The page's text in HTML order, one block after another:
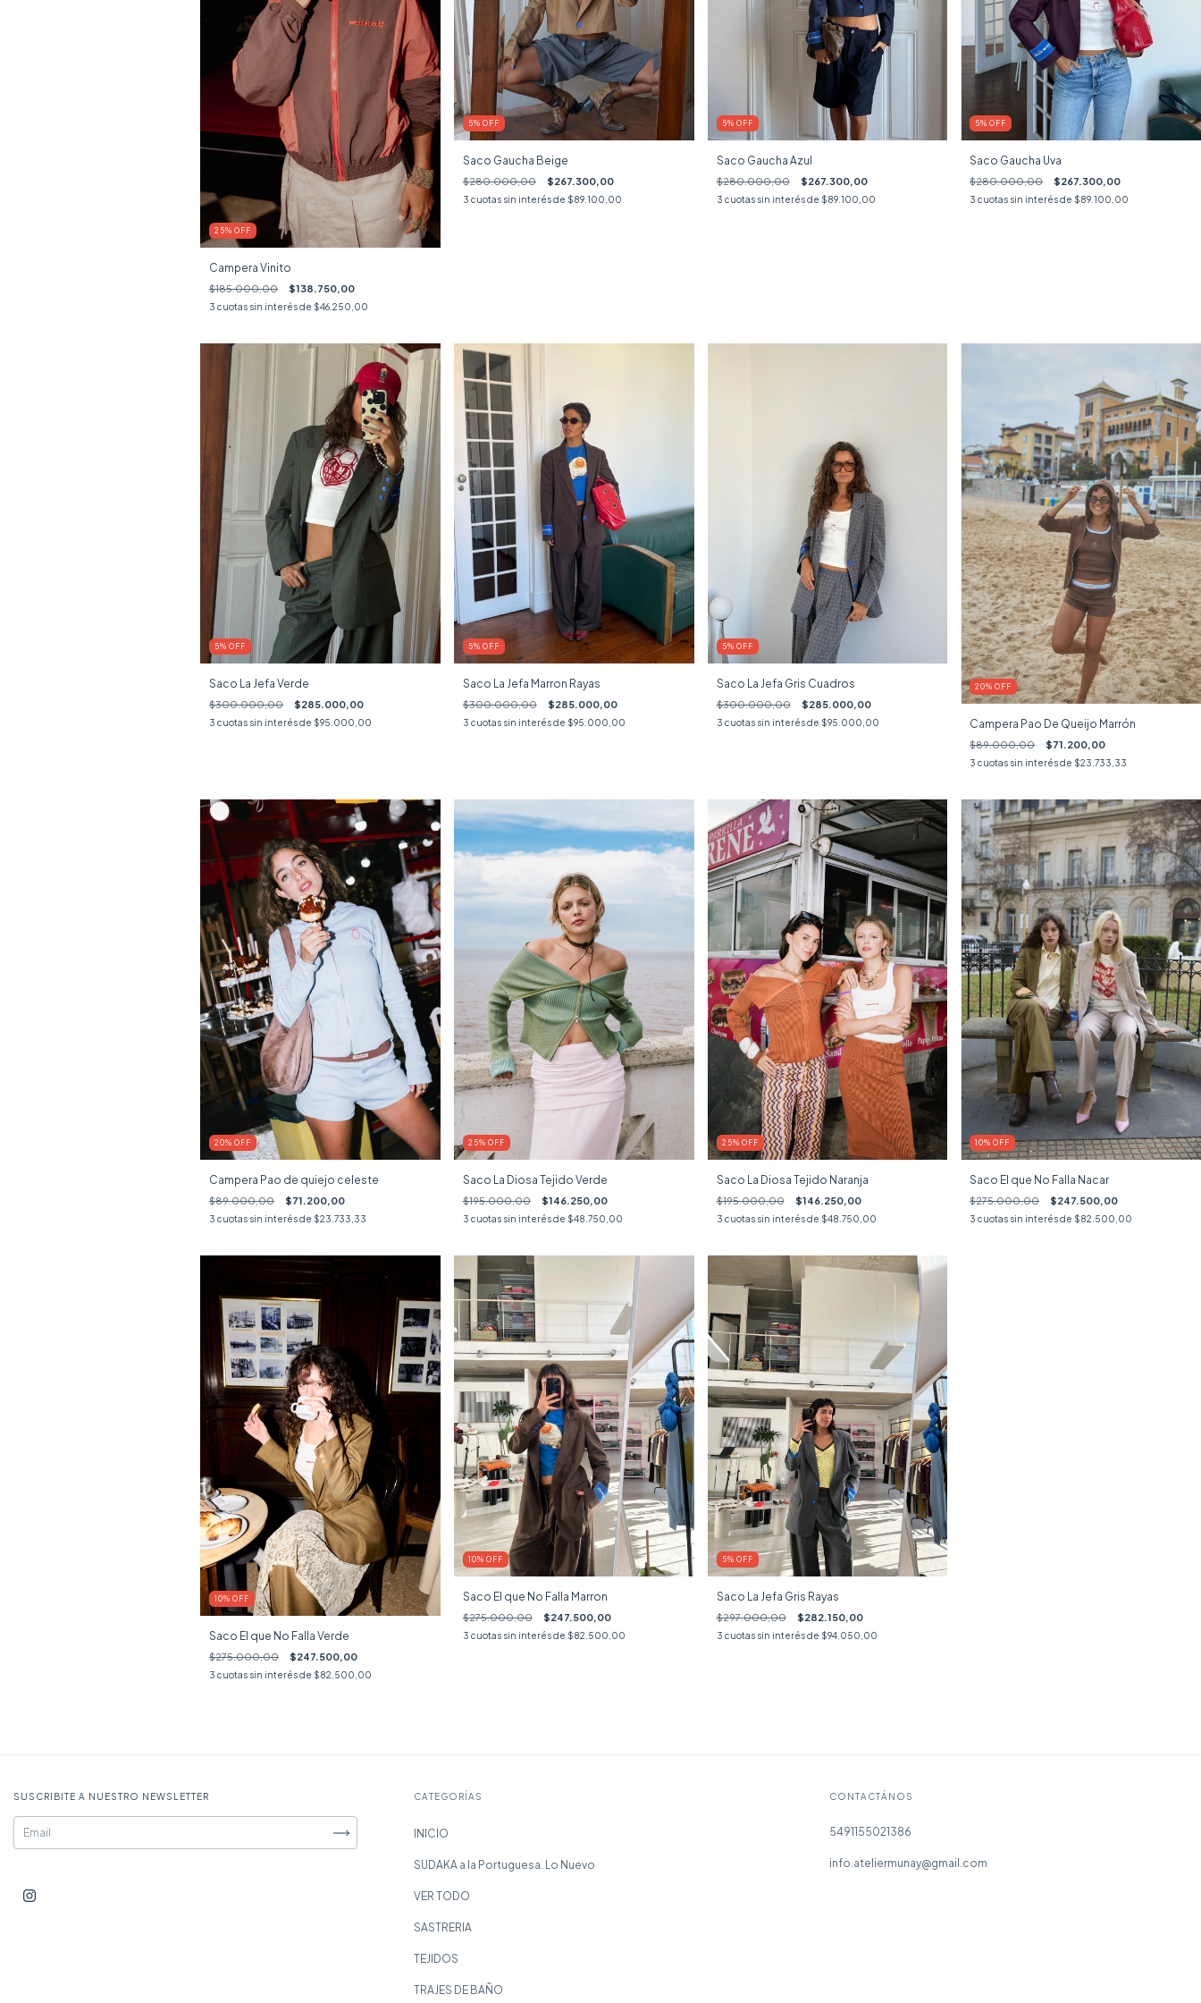
25% OFF
Campera Vinito
$185.000,00 $138.750,00
3 cuotas sin interés de $46.250,00
5% OFF
Saco Gaucha Beige
$280.000,00 $267.300,00
3 cuotas sin interés de $89.100,00
5% OFF
Saco Gaucha Azul
$280.000,00 $267.300,00
3 cuotas sin interés de $89.100,00
5%OFF
Saco Gaucha Uva
$280.000,00 $267.300,00
3 cuotas sin interés de $89.100,00
5% OFF
Saco La Jefa Verde
$300.000,00 $285.000,00
3 cuotas sin interés de $95.000,00
5% OFF
Saco La Jefa Marron Rayas
$300.000,00 $285.000,00
3 cuotas sin interés de $95.000,00
5% OFF
Saco La Jefa Gris Cuadros
$300.000,00 $285.000,00
3 cuotas sin interés de $95.000,00
20%OFF
Campera Pao De Queijo Marrón
$89.000,00 $71.200,00
3 cuotas sin interés de $23.733,33
20% OFF
Campera Pao de quiejo celeste
$89.000,00 $71.200,00
3 cuotas sin interés de $23.733,33
25% OFF
Saco La Diosa Tejido Verde
$195.000,00 $146.250,00
3 cuotas sin interés de $48.750,00
25% OFF
Saco La Diosa Tejido Naranja
$195.000,00 $146.250,00
3 cuotas sin interés de $48.750,00
10%OFF
Saco El que No Falla Nacar
$275.000,00 $247.500,00
3 cuotas sin interés de $82.500,00
10% OFF
Saco El que No Falla Verde
$275.000,00 $247.500,00
3 cuotas sin interés de $82.500,00
10% OFF
Saco El que No Falla Marron
$275.000,00 $247.500,00
3 cuotas sin interés de $82.500,00
5% OFF
Saco La Jefa Gris Rayas
$297.000,00 $282.150,00
3 cuotas sin interés de $94.050,00
SUSCRIBITE A NUESTRO NEWSLETTER CATEGORÍAS
INICIO
SUDAKA a la Portuguesa. Lo Nuevo
VER TODO
SASTRERIA
TEJIDOS
TRAJES DE BAÑO
CONTACTÁNOS
5491155021386
info.ateliermunay@gmail.com